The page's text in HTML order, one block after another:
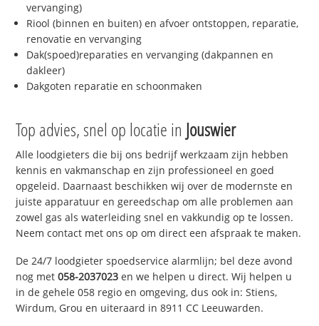
vervanging)
Riool (binnen en buiten) en afvoer ontstoppen, reparatie,
renovatie en vervanging
Dak(spoed)reparaties en vervanging (dakpannen en
dakleer)
Dakgoten reparatie en schoonmaken
Top advies, snel op locatie in Jouswier
Alle loodgieters die bij ons bedrijf werkzaam zijn hebben
kennis en vakmanschap en zijn professioneel en goed
opgeleid. Daarnaast beschikken wij over de modernste en
juiste apparatuur en gereedschap om alle problemen aan
zowel gas als waterleiding snel en vakkundig op te lossen.
Neem contact met ons op om direct een afspraak te maken.
De 24/7 loodgieter spoedservice alarmlijn; bel deze avond
nog met058-2037023 en we helpen u direct. Wij helpen u
in de gehele 058 regio en omgeving, dus ook in: Stiens,
Wirdum, Grou en uiteraard in 8911 CC Leeuwarden.